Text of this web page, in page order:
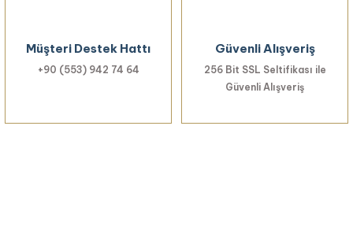
Müşteri Destek Hattı
+90 (553) 942 74 64
Güvenli Alışveriş
256 Bit SSL Seltifikası ile
Güvenli Alışveriş